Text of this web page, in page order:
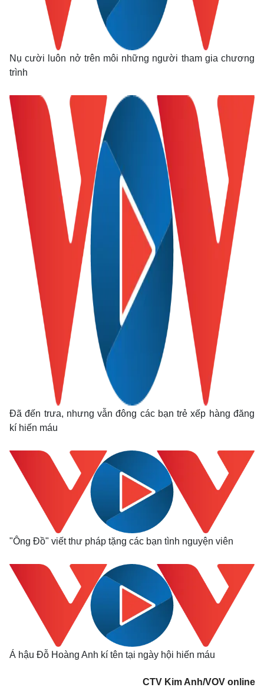
Pháp luật
Tư vấn luật
Quân sự - Quốc phòng
Vũ khí
Việt Nam
Phân tích
Nụ cười luôn nở trên môi những người tham gia chương
trình
Đã đến trưa, nhưng vẫn đông các bạn trẻ xếp hàng đăng
kí hiến máu
"Ông Đồ" viết thư pháp tặng các bạn tình nguyện viên
Á hậu Đỗ Hoàng Anh kí tên tại ngày hội hiến máu
CTV Kim Anh/VOV online